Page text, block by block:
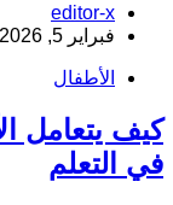
editor-x
فبراير 5, 2026
الأطفال
يتعامل
التعلم